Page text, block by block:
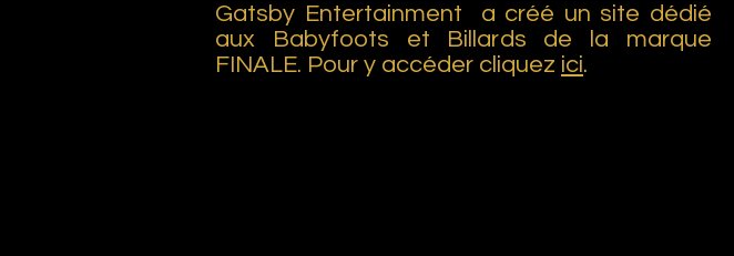
Gatsby Entertainment a créé un site dédié
aux Babyfoots et Billards de la marque
FINALE. Pour y accéder cliquez ici.